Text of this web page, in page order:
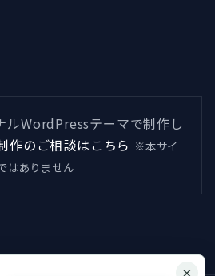
ルWordPressテーマで制作し
作のご相談はこちら ※本サイ
はありません